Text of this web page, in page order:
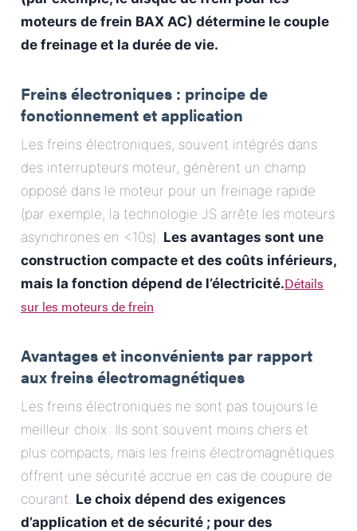
moteurs de frein BAX AC) détermine le couple
de freinage et la durée de vie.
Freins électroniques : principe de
fonctionnement et application
Les freins électroniques, souvent intégrés dans
des interrupteurs moteur, génèrent un champ
opposé dans le moteur pour un freinage rapide
(par exemple, la technologie JS arrête les moteurs
asynchrones en <10s). Les avantages sont une
construction compacte et des coûts inférieurs,
mais la fonction dépend de l’électricité.Détails
sur les moteurs de frein.
Avantages et inconvénients par rapport
aux freins électromagnétiques
Les freins électroniques ne sont pas toujours le
meilleur choix. Ils sont souvent moins chers et
plus compacts, mais les freins électromagnétiques
offrent une sécurité accrue en cas de coupure de
courant. Le choix dépend des exigences
d’application et de sécurité ; pour des